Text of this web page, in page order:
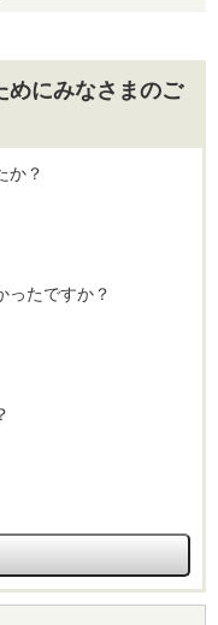
めにみなさまのご
か？
ったですか？